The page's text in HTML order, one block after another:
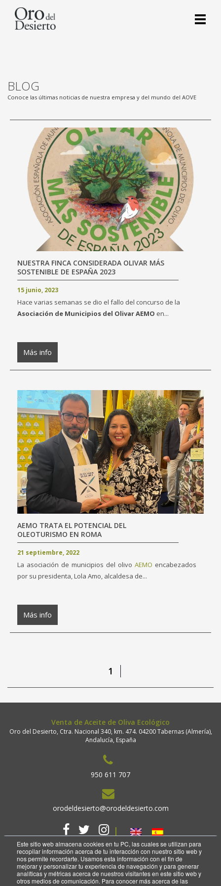
Este sitio web almacena cookies en tu PC, las cuales se utilizan para
recopilar información acerca de tu interacción con nuestro sitio web y
nos permite recordarte. Usamos esta información con el fin de
mejorar y personalizar tu experiencia de navegación y para generar
analíticas y métricas acerca de nuestros visitantes en este sitio web y
otros medios de comunicación. Para conocer más acerca de las
BLOG
Conoce las últimas noticias de nuestra empresa y del mundo del AOVE
NUESTRA FINCA CONSIDERADA OLIVAR MÁS
SOSTENIBLE DE ESPAÑA 2023
15 junio, 2023
Hace varias semanas se dio el fallo del concurso de la
Asociación de Municipios del Olivar AEMO en...
Más info
AEMO TRATA EL POTENCIAL DEL
OLEOTURISMO EN ROMA
21 septiembre, 2022
La asociación de municipios del olivo AEMO encabezados
por su presidenta, Lola Amo, alcaldesa de...
Más info
1
Venta de Aceite de Oliva Ecológico
Oro del Desierto, Ctra. Nacional 340, km. 474. 04200 Tabernas (Almería),
Andalucía, España
950 611 707
orodeldesierto@orodeldesierto.com
2018 Copyright. Oro del desierto.